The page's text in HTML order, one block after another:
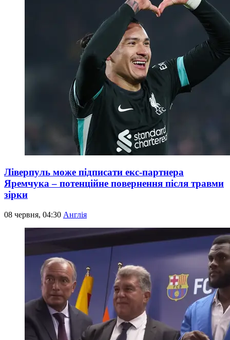
Ліверпуль може підписати екс-партнера
Яремчука – потенційне повернення після травми
зірки
08 червня, 04:30 Англія